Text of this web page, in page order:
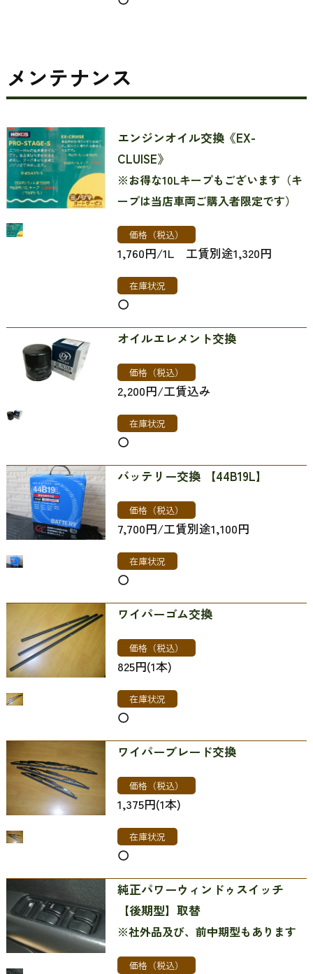
メンテナンス
エンジンオイル交換《EX-
CLUISE》
※お得な10Lキープもございます（キ
ープは当店車両ご購入者限定です）
価格（税込）
1,760円/1L 工賃別途1,320円
在庫状況
〇
オイルエレメント交換
価格（税込）
2,200円/工賃込み
在庫状況
〇
バッテリー交換 【44B19L】
価格（税込）
7,700円/工賃別途1,100円
在庫状況
〇
ワイパーゴム交換
価格（税込）
825円(1本)
在庫状況
〇
ワイパーブレード交換
価格（税込）
1,375円(1本)
在庫状況
〇
純正パワーウィンドゥスイッチ
【後期型】取替
※社外品及び、前中期型もあります
価格（税込）